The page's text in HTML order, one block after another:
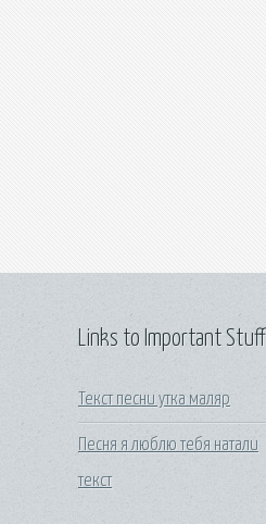
Links to Important Stuff
Текст песни утка маляр
Песня я люблю тебя натали
текст